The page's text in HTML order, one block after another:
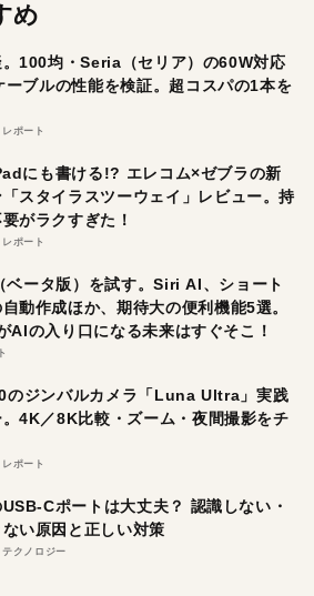
め
100均・Seria（セリア）の60W対応
ーブルの性能を検証。超コスパの1本を
レポート
にも書ける!? エレコム×ゼブラの新
スタイラスツーウェイ」レビュー。持
がラクすぎた！
レポート
ベータ版）を試す。Siri AI、ショート
動作成ほか、期待大の便利機能5選。
AIの入り口になる未来はすぐそこ！
のジンバルカメラ「Luna Ultra」実践
。4K／8K比較・ズーム・夜間撮影をチ
レポート
Cポートは大丈夫？ 認識しない・
い原因と正しい対策
テクノロジー